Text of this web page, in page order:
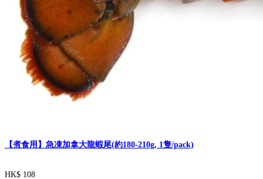
【煮食用】急凍加拿大龍蝦尾(約180-210g, 1隻/pack)
HK$ 108